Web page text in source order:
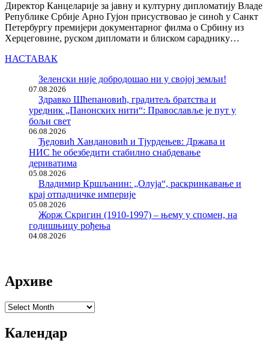
Директор Канцеларије за јавну и културну дипломатију Владе
Републике Србије Арно Гујон присуствовао је синоћ у Санкт
Петербургу премијери документарног филма о Србину из
Херцеговине, руском дипломати и блиском сараднику…
НАСТАВАК
Зеленски није добродошао ни у својој земљи!
07.08.2026
Здравко Шћепановић, градитељ братства и
уредник „Панонских нити“: Православље је пут у
бољи свет
06.08.2026
Ђедовић Хандановић и Тјурдењев: Држава и
НИС ће обезбедити стабилно снабдевање
дериватима
05.08.2026
Владимир Кршљанин: „Олуја“, раскринкавање и
крај отпадничке империје
05.08.2026
Жорж Скригин (1910-1997) – њему у спомен, на
годишњицу рођења
04.08.2026
Архиве
Архиве
Календар